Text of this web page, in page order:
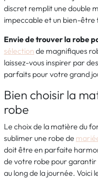
discret remplit une double
impeccable et un bien-être
Envie de trouver la robe
sélection de magnifiques
laissez-vous inspirer par
parfaits pour votre grand
Bien choisir la
robe
Le choix de la matière du
sublimer une robe de
doit être en parfaite
de votre robe pour
au long de la journée. Voici